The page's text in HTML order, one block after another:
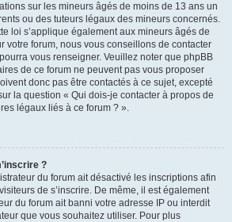
sur les mineurs âgés de moins de 13 ans un
ou des tuteurs légaux des mineurs concernés.
loi s’applique également aux mineurs âgés de
votre forum, nous vous conseillons de contacter
vous renseigner. Veuillez noter que phpBB
de ce forum ne peuvent pas vous proposer
donc pas être contactés à ce sujet, excepté
la question « Qui dois-je contacter à propos de
légaux liés à ce forum ? ».
?
du forum ait désactivé les inscriptions afin
de s’inscrire. De même, il est également
du forum ait banni votre adresse IP ou interdit
que vous souhaitez utiliser. Pour plus